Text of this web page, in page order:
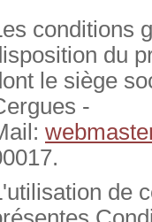
conditions
du
le siège
-
de